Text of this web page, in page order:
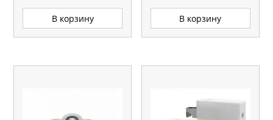
В корзину В корзину